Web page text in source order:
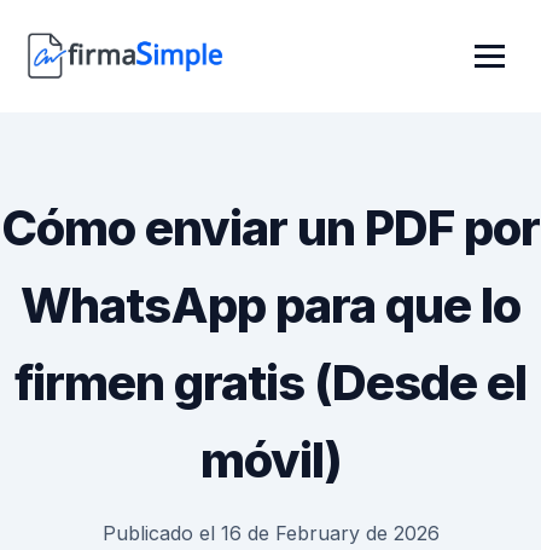
Cómo enviar un PDF por
WhatsApp para que lo
firmen gratis (Desde el
móvil)
Publicado el 16 de February de 2026